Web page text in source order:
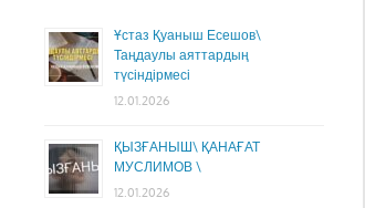
Ұстаз Қуаныш Есешов\
Таңдаулы аяттардың
түсіндірмесі
12.01.2026
ҚЫЗҒАНЫШ\ ҚАНАҒАТ
МУСЛИМОВ \
12.01.2026